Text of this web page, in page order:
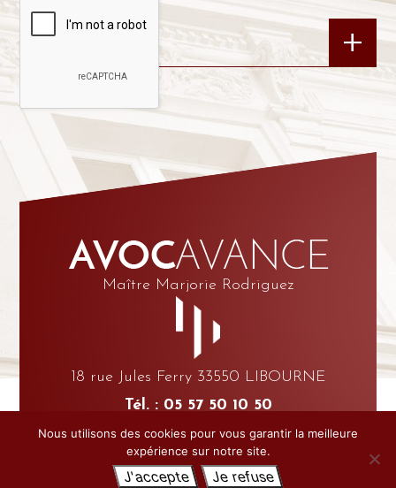
Maître Marjorie Rodriguez
18 rue Jules Ferry 33550 LIBOURNE
Tél. : 05 57 50 10 50
Fax : 05 57 24 36 51
© AVOCAVANCE |MENTIONS LÉGALES| CRÉATION
Nous utilisons des cookies pour vous garantir la meilleure
expérience sur notre site.
J'accepte Je refuse